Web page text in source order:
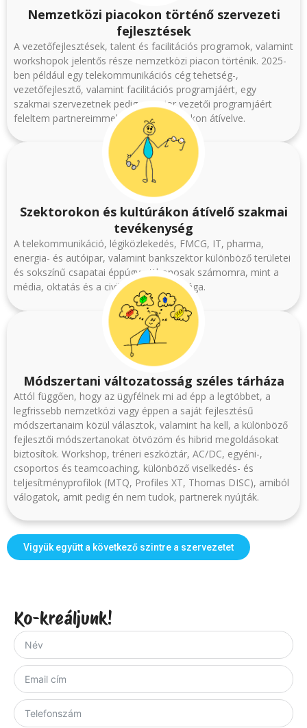
Nemzetközi piacokon történő szervezeti
fejlesztések
A vezetőfejlesztések, talent és facilitációs programok, valamint
workshopok jelentős része nemzetközi piacon történik. 2025-
ben például egy telekommunikációs cég tehetség-,
vezetőfejlesztő, valamint facilitációs programjáért, egy
szakmai szervezetnek pedig a senior vezetői programjáért
feleltem partnereimmel közösen határokon átívelve.
Szektorokon és kultúrákon átívelő szakmai
tevékenység
A telekommunikáció, légiközlekedés, FMCG, IT, pharma,
energia- és autóipar, valamint bankszektor különböző területei
és sokszínű csapatai éppúgy otthonosak számomra, mint a
média, oktatás és a civil szervezetek világa.
Módszertani változatosság széles tárháza
Attól függően, hogy az ügyfélnek mi ad épp a legtöbbet, a
legfrissebb nemzetközi vagy éppen a saját fejlesztésű
módszertanaim közül választok, valamint ha kell, a különböző
fejlesztői módszertanokat ötvözöm és hibrid megoldásokat
biztosítok. Workshop, tréneri eszköztár, AC/DC, egyéni-,
csoportos és teamcoaching, különböző viselkedés- és
teljesítményprofilok (MTQ, Profiles XT, Thomas DISC), amiból
válogatok, amit pedig én nem tudok, partnerek nyújták.
Vigyük együtt a következő szintre a szervezetet
Ko-kreáljunk!